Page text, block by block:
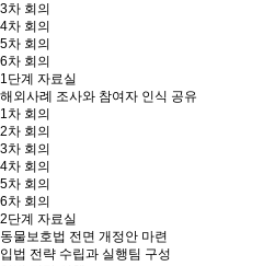
3차 회의
4차 회의
5차 회의
6차 회의
1단계 자료실
해외사례 조사와 참여자 인식 공유
1차 회의
2차 회의
3차 회의
4차 회의
5차 회의
6차 회의
2단계 자료실
동물보호법 전면 개정안 마련
입법 전략 수립과 실행팀 구성